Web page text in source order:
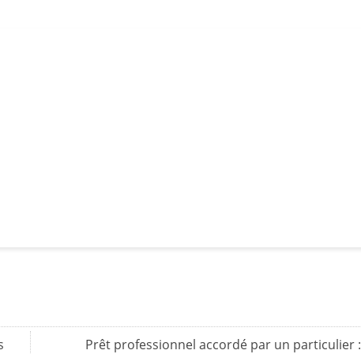
Prêt professionnel accordé par un particulier :